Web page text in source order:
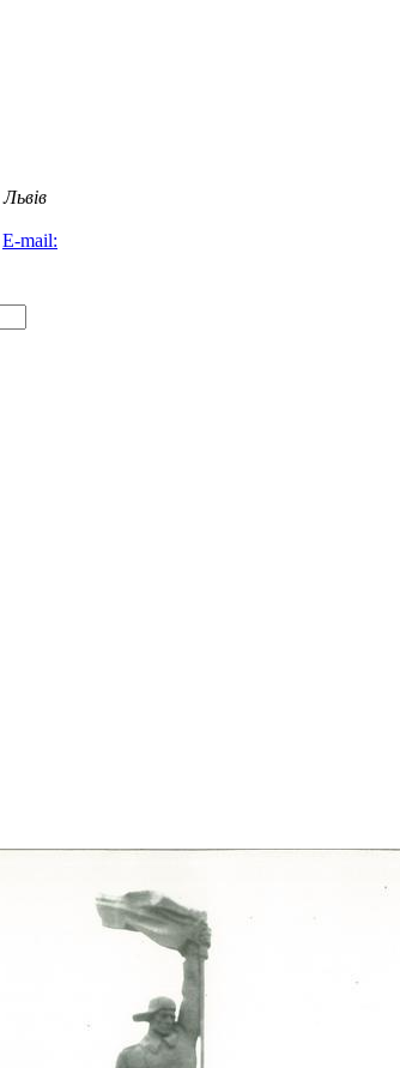
Львів
E-mail: